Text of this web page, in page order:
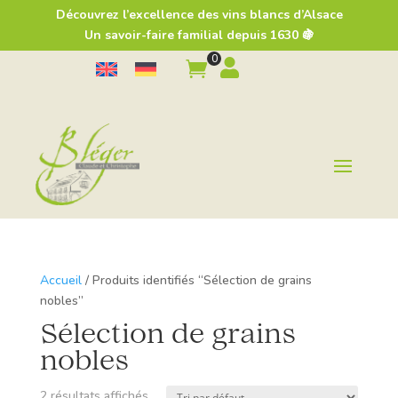
Découvrez l’excellence des vins blancs d’Alsace
Un savoir-faire familial depuis 1630 🍇
0
 
Accueil/ Produits identifiés “Sélection de grains
nobles”
Sélection de grains
nobles